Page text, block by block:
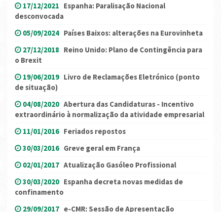
17/12/2021 Espanha: Paralisação Nacional
desconvocada
05/09/2024 Países Baixos: alterações na Eurovinheta
27/12/2018 Reino Unido: Plano de Contingência para
o Brexit
19/06/2019 Livro de Reclamações Eletrónico (ponto
de situação)
04/08/2020 Abertura das Candidaturas - Incentivo
extraordinário à normalização da atividade empresarial
11/01/2016 Feriados repostos
30/03/2016 Greve geral em França
02/01/2017 Atualização Gasóleo Profissional
30/03/2020 Espanha decreta novas medidas de
confinamento
29/09/2017 e-CMR: Sessão de Apresentação